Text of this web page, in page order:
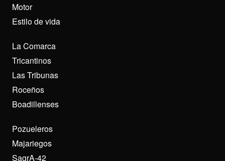
Motor
Estilo de vida
La Comarca
Tricantinos
Las Tribunas
Roceños
Boadillenses
Pozueleros
Majariegos
SagrA-42